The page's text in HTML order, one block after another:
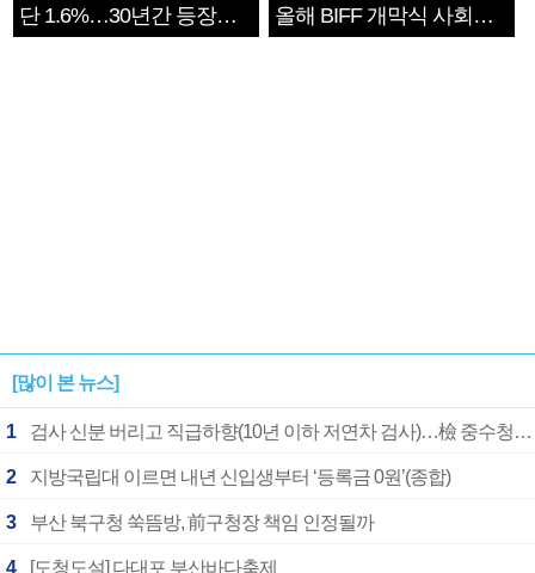
단 1.6%…30년간 등장
1182개팀 전수조사
올해 BIFF 개막식 사회자
확정
[많이 본 뉴스]
1 검사 신분 버리고 직급하향(10년 이하 저연차 검사)…檢 중수청행 기피
2 지방국립대 이르면 내년 신입생부터 ‘등록금 0원’(종합)
3 부산 북구청 쑥뜸방, 前구청장 책임 인정될까
4 [도청도설] 다대포 부산바다축제